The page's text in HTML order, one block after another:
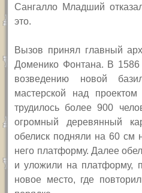
Сангалло Младший
это.
Вызов принял главный
Доменико Фонтана. В 1586
возведению новой
мастерской над
трудилось более 900
огромный деревянный
обелиск подняли на 60 см
него платформу. Далее
и уложили на платформу,
новое место, где